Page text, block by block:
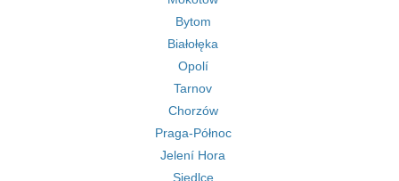
Bytom
Białołęka
Opolí
Tarnov
Chorzów
Praga-Północ
Jelení Hora
Siedlce